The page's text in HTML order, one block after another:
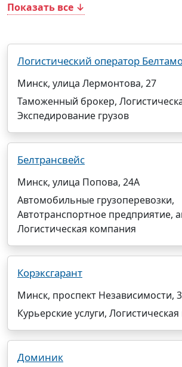
Показать все ↓
Логистический оператор
Минск, улица Лермонтова, 27
Таможенный брокер,
Экспедирование грузов
Белтрансвейс
Минск, улица Попова, 24А
Автомобильные грузоперевозки,
Автотранспортное предприятие,
Логистическая компания
Корэксгарант
Минск, проспект Независимости,
Курьерские услуги,
Доминик